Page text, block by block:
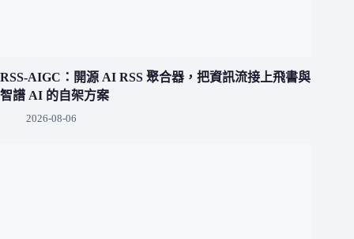
RSS-AIGC：開源 AI RSS 聚合器，把資訊流接上飛書與
智譜 AI 的自架方案
2026-08-06